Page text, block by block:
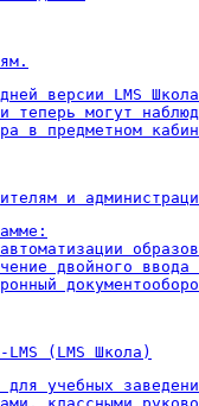
версии LMS
теперь могут
в предметном
и
двойного ввода
LMS (LMS Школа)
для учебных